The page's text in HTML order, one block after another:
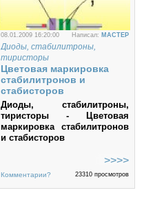
08.01.2009 16:20:00 Написал: MACTEP
Диоды, стабилитроны,
тиристоры
Цветовая маркировка
стабилитронов и
стабисторов
Диоды, стабилитроны,
тиристоры - Цветовая
маркировка стабилитронов
и стабисторов
Комментарии? 23310 просмотров